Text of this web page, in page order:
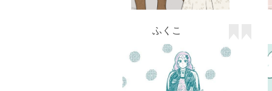
ふくこ